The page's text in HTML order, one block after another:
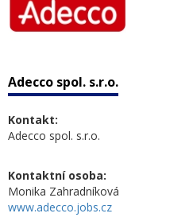
Adecco spol. s.r.o.
Kontakt:
Adecco spol. s.r.o.
Kontaktní osoba:
Monika Zahradníková
www.adecco.jobs.cz